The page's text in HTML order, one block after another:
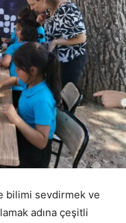
bilimi sevdirmek ve
adına çeşitli